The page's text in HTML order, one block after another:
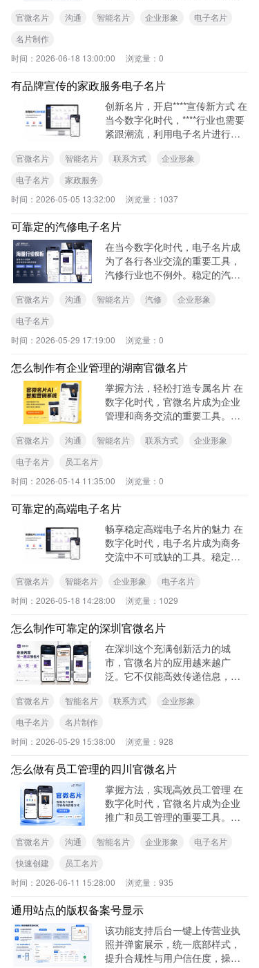
官微名片，能更好地展现个人或
电子名片前，需要准备好必要的
官微名片 沟通 智能名片 企业形象
电子名片
名片制作
时间： 2026-06-18 13:00:00 浏览量： 0
有品牌宣传的家政服务电子名片
创新名片，开启****宣传新方式 在
当今数字化时代，****行业也需要
紧跟潮流，利用电子名片进行品
片，不仅能提升企业形象，还能
官微名片 智能名片 联系方式
企业形象
电子名片
家政服务
时间： 2026-05-05 13:32:00 浏览量： 1037
可靠定的汽修电子名片
在当今数字化时代，电子名片成
为了各行各业交流的重要工具，
汽修行业也不例外。稳定的汽修
来说，具有不可忽视的重要性。
官微名片 沟通 智能名片 汽修
企业形象
电子名片
时间： 2026-05-29 17:19:00 浏览量： 0
怎么制作有企业管理的湖南官微名片
掌握方法，轻松打造专属名片 在
数字化时代，官微名片成为企业
管理和商务交流的重要工具。对
有企业管理功能的官微名片，能
官微名片 沟通 智能名片 联系方式
企业形象
电子名片
员工名片
时间： 2026-05-14 11:35:00 浏览量： 0
可靠定的高端电子名片
畅享稳定高端电子名片的魅力 在
数字化时代，电子名片成为商务
交流中不可或缺的工具。稳定的
势，在众多名片形式中脱颖而
出。 稳定性能铸就可靠交流 稳定
一。
官微名片 智能名片 企业形象
电子名片
时间： 2026-05-18 14:28:00 浏览量： 1029
怎么制作可靠定的深圳官微名片
在深圳这个充满创新活力的城
市，官微名片的应用越来越广
泛。它不仅能高效传递信息，还
怎么制作稳定的深圳官微名片
平台至关重要。
官微名片 智能名片 联系方式
企业形象
电子名片
名片制作
时间： 2026-05-29 15:38:00 浏览量： 928
怎么做有员工管理的四川官微名片
掌握方法，实现高效员工管理 在
数字化时代，官微名片成为企业
推广和员工管理的重要工具。下
工管理功能的四川官微名片。 明
需求。
官微名片 沟通 智能名片 企业形象
电子名片
快速创建
员工名片
时间： 2026-06-11 15:28:00 浏览量： 935
通用站点的版权备案号显示
该功能支持后台一键上传营业执
照并弹窗展示，统一底部样式，
提升合规性与用户信任度，操作